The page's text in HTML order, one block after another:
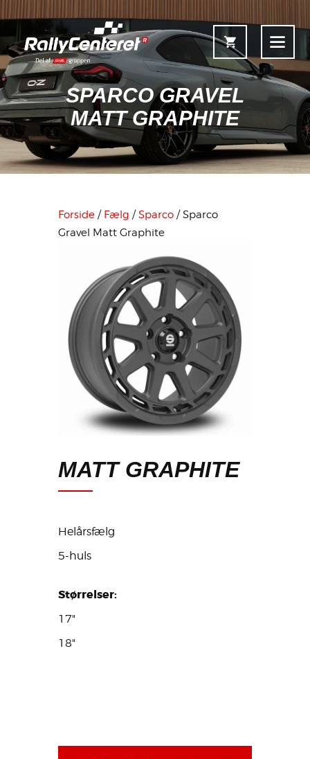
SPARCO GRAVEL
MATT GRAPHITE
Forside
Shop
Information & Service
Fælgkonfigurator
Forside / Fælg /Sparco / Sparco
Gravel Matt Graphite
MATT GRAPHITE
Helårsfælg
5-huls
Størrelser:
17"
18"